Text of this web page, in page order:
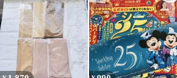
得
招待券 他